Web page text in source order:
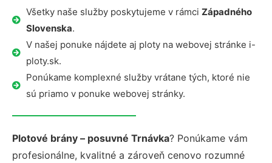
Všetky naše služby poskytujeme v rámci Západného
Slovenska.
V našej ponuke nájdete aj ploty na webovej stránke i-
ploty.sk.
Ponúkame komplexné služby vrátane tých, ktoré nie
sú priamo v ponuke webovej stránky.
Plotové brány – posuvné Trnávka? Ponúkame vám
profesionálne, kvalitné a zároveň cenovo rozumné